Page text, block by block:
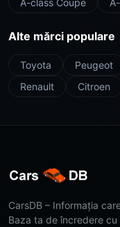
A-class Coupe
Alte mărci populare
Toyota Peugeot
Renault
Citroen
CarsDB – Informația
Baza ta de încredere